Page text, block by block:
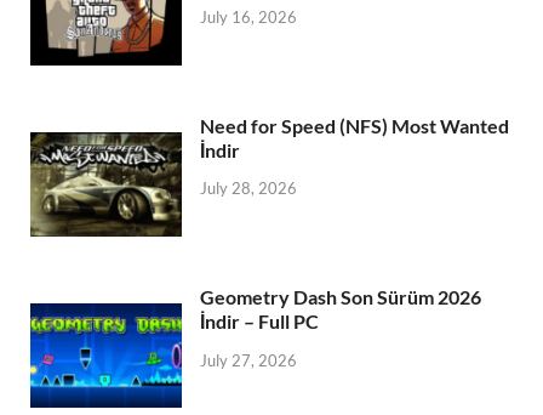
July 16, 2026
Need for Speed (NFS) Most Wanted
İndir
July 28, 2026
Geometry Dash Son Sürüm 2026
İndir – Full PC
July 27, 2026